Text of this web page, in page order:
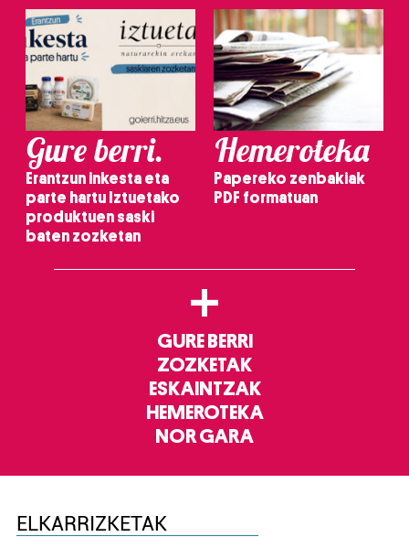
Gure berri.
Erantzun inkesta eta
parte hartu Iztuetako
produktuen saski
baten zozketan
Hemeroteka
Papereko zenbakiak
PDF formatuan
+
GURE BERRI
ZOZKETAK
ESKAINTZAK
HEMEROTEKA
NOR GARA
ELKARRIZKETAK